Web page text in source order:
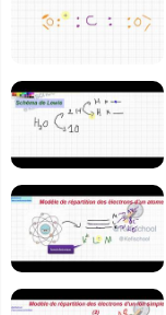
22:56
13:57
18:11